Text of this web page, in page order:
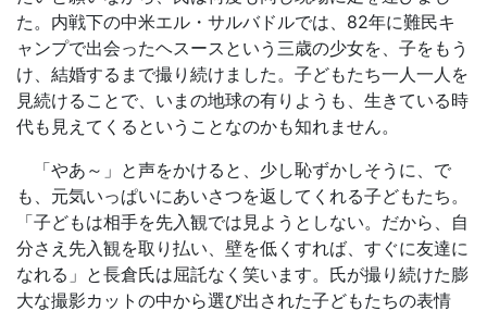
た。内戦下の中米エル・サルバドルでは、82年に難民キ
ャンプで出会ったヘスースという三歳の少女を、子をもう
け、結婚するまで撮り続けました。子どもたち一人一人を
見続けることで、いまの地球の有りようも、生きている時
代も見えてくるということなのかも知れません。
「やあ～」と声をかけると、少し恥ずかしそうに、で
も、元気いっぱいにあいさつを返してくれる子どもたち。
「子どもは相手を先入観では見ようとしない。だから、自
分さえ先入観を取り払い、壁を低くすれば、すぐに友達に
なれる」と長倉氏は屈託なく笑います。氏が撮り続けた膨
大な撮影カットの中から選び出された子どもたちの表情